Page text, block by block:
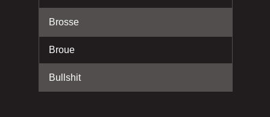
Brosse
Broue
Bullshit